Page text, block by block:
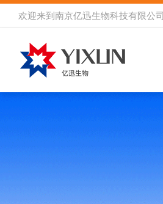
欢迎来到 南京亿迅生物科技有限公司